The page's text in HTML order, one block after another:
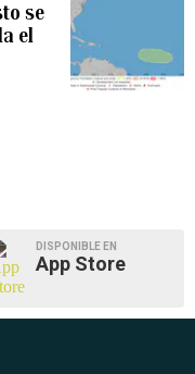
se
el
DISPONIBLE EN
App Store